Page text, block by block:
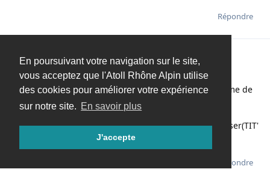
En poursuivant votre navigation sur le site,
vous acceptez que l'Atoll Rhône Alpin utilise
des cookies pour améliorer votre expérience
sur notre site. En savoir plus
J'accepte
Répondre
H hellorheaven 14 janv. 2008
c'est quoi qui t'as fait renonce au plombier?? le probleme de
la raie???
ps: tiens ne serais pas un kiwi que je viens de voir passer(TIT'
fait gaffe il nous surveille)
Répondre